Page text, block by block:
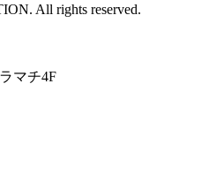
All rights reserved.
マチ4F